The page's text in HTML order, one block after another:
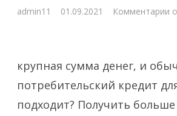
admin11 01.09.2021 Комментарии к
крупная сумма денег, и
потребительский кредит
подходит? Получить больше